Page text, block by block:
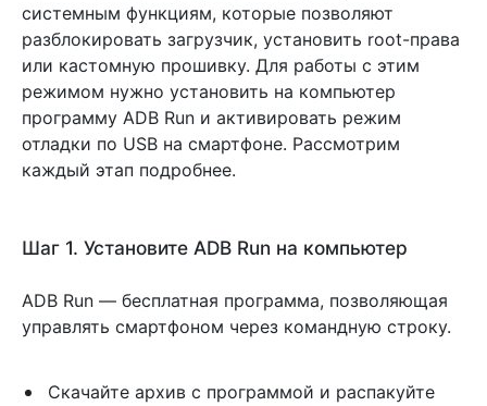
системным функциям, которые позволяют
разблокировать загрузчик, установить root-права
или кастомную прошивку. Для работы с этим
режимом нужно установить на компьютер
программу ADB Run и активировать режим
отладки по USB на смартфоне. Рассмотрим
каждый этап подробнее.
Шаг 1. Установите ADB Run на компьютер
ADB Run — бесплатная программа, позволяющая
управлять смартфоном через командную строку.
Скачайте архив с программой и распакуйте